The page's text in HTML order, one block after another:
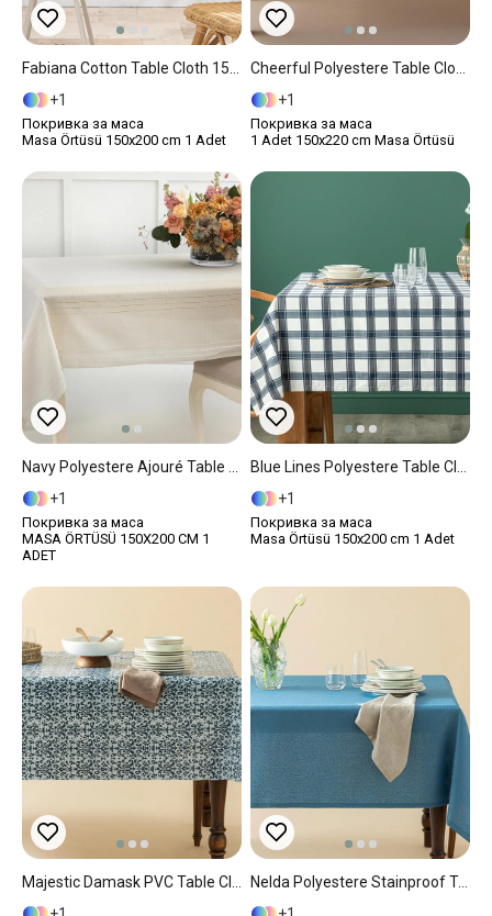
1
Покривка за маса
Masa Örtüsü 150x200 cm 1 Adet
1
Покривка за маса
1 Adet 150x220 cm Masa Örtüsü
1
Покривка за маса
MASA ÖRTÜSÜ 150X200 CM 1
ADET
1
Покривка за маса
Masa Örtüsü 150x200 cm 1 Adet
Nelda Polyestere Stainproof Table Cloth 100x140 Cm Blue